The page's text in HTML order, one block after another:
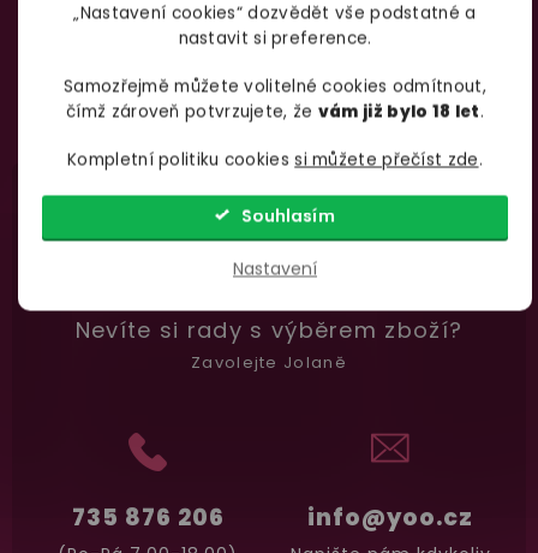
„Nastavení cookies“ dozvědět vše podstatné a
nastavit si preference.
Samozřejmě můžete volitelné cookies odmítnout,
čímž zároveň potvrzujete, že vám již bylo 18 let.
Kompletní politiku cookiessi můžete přečíst zde.
Nastavení
Souhlasím
Dodání do 2. dne
Na rychlosti záleží! Vše důležité máme
a okamžitě odesíláme.
Garance vrácení peněz
30 dní na bezplatné vrácení zboží
Vložením e-mailu souhlasíte spodmínkami ochrany
info@yoo.cz
735 876 206
Nevíte si rady s výběrem zboží?
Zavolejte Jolaně